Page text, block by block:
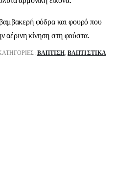
φόδρα και φουρό που
αέρινη κίνηση στη φούστα.
ΒΑΠΤΙΣΗ ,ΒΑΠΤΙΣΤΙΚΆ